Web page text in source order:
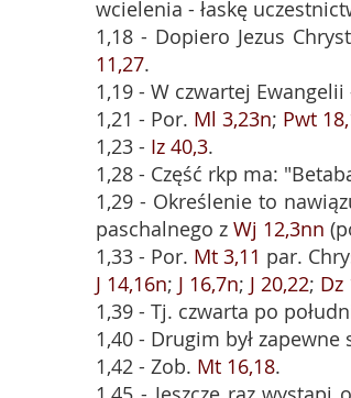
wcielenia - łaskę
1,18 - Dopiero Jezus
11,27.
1,19 - W czwartej
1,21 - Por. Ml 3,23n; Pwt
1,23 - Iz 40,3.
1,28 - Część rkp ma:
1,29 - Określenie to
paschalnego z Wj 12,3nn
1,33 - Por. Mt 3,11 par.
J 14,16n; J 16,7n; J 20,22; Dz
1,39 - Tj. czwarta po
1,40 - Drugim był
1,42 - Zob. Mt 16,18.